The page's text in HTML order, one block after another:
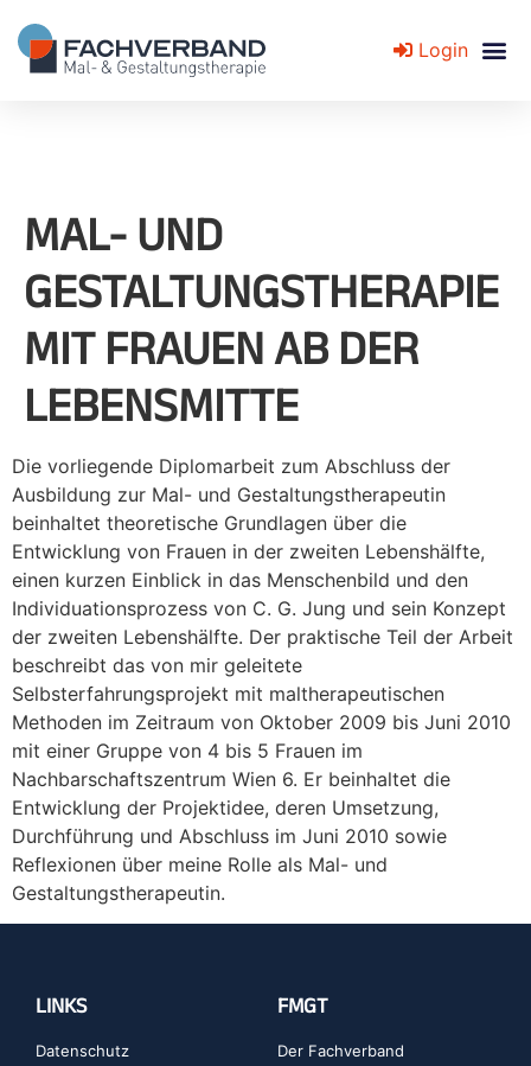
Login
MAL- UND
GESTALTUNGSTHERAPIE
MIT FRAUEN AB DER
LEBENSMITTE
Die vorliegende Diplomarbeit zum Abschluss der
Ausbildung zur Mal- und Gestaltungstherapeutin
beinhaltet theoretische Grundlagen über die
Entwicklung von Frauen in der zweiten Lebenshälfte,
einen kurzen Einblick in das Menschenbild und den
Individuationsprozess von C. G. Jung und sein Konzept
der zweiten Lebenshälfte. Der praktische Teil der Arbeit
beschreibt das von mir geleitete
Selbsterfahrungsprojekt mit maltherapeutischen
Methoden im Zeitraum von Oktober 2009 bis Juni 2010
mit einer Gruppe von 4 bis 5 Frauen im
Nachbarschaftszentrum Wien 6. Er beinhaltet die
Entwicklung der Projektidee, deren Umsetzung,
Durchführung und Abschluss im Juni 2010 sowie
Reflexionen über meine Rolle als Mal- und
Gestaltungstherapeutin.
LINKS
Datenschutz
FMGT
Der Fachverband